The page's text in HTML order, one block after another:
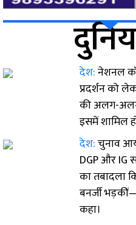
देश:नेशनल
प्रदर्शन को
की अलग-अलग
इसमें शामिल
देश:चुनाव
DGP और IG
का तबादला
बनर्जी
कहा।